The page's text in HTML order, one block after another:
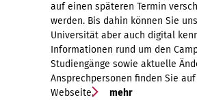
auf einen späteren Termin
werden. Bis dahin können Sie
Universität aber auch digital
Informationen rund um den
Studiengänge sowie aktuelle
Ansprechpersonen finden Sie
Webseite.
mehr